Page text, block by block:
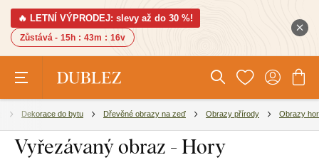
🔥 LETNÍ VÝPRODEJ: slevy až do 30 %!
Zůstává - 15h : 43m : 15v
Dekorace do bytu Dřevěné obrazy na zeď Obrazy přírody Obrazy hor
Vyřezávaný obraz - Hory